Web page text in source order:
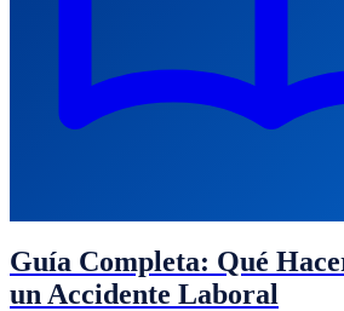
Guía Completa: Qué
un Accidente Laboral